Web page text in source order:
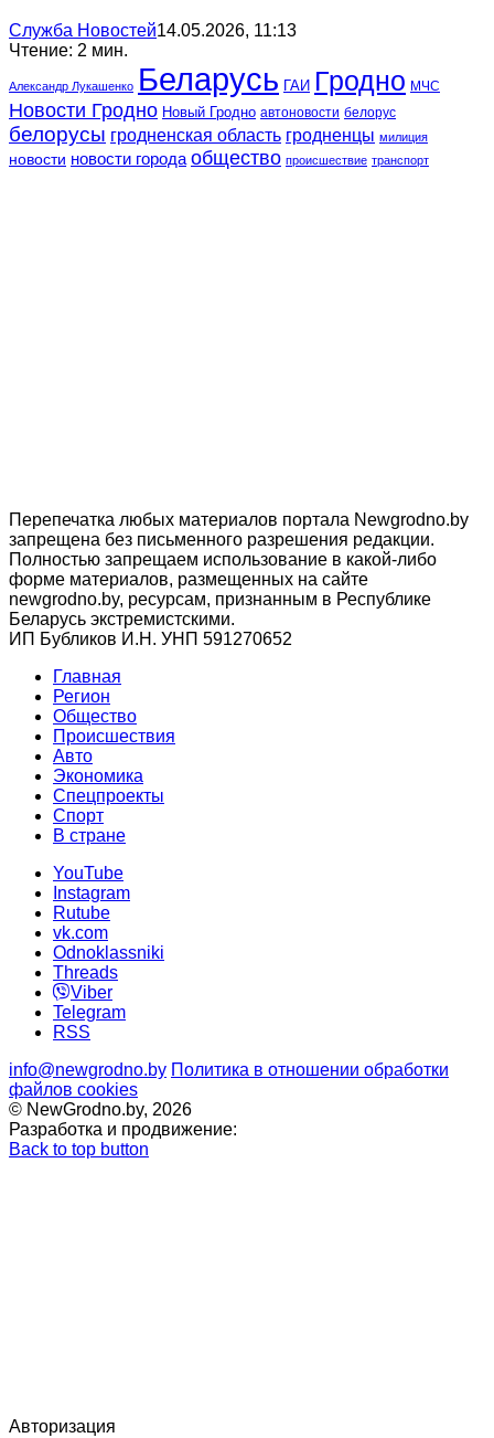
Служба Новостей14.05.2026, 11:13
Чтение: 2 мин.
Александр Лукашенко Беларусь ГАИ Гродно МЧС
Новости Гродно Новый Гродно автоновости белорус
белорусы гродненская область гродненцы милиция
новости новости города общество происшествие транспорт
Перепечатка любых материалов портала Newgrodno.by
запрещена без письменного разрешения редакции.
Полностью запрещаем использование в какой-либо
форме материалов, размещенных на сайте
newgrodno.by, ресурсам, признанным в Республике
Беларусь экстремистскими.
ИП Бубликов И.Н. УНП 591270652
Главная
Регион
Общество
Происшествия
Авто
Экономика
Спецпроекты
Cпорт
В стране
YouTube
Instagram
Rutube
vk.com
Odnoklassniki
Threads
Viber
Telegram
RSS
info@newgrodno.by Политика в отношении обработки
файлов cookies
© NewGrodno.by, 2026
Разработка и продвижение:
Back to top button
Авторизация